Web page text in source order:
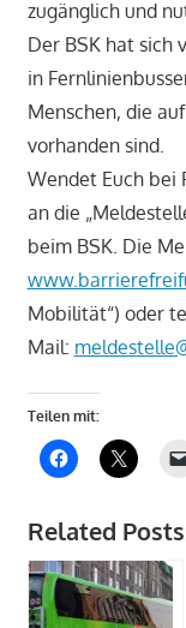
zugänglich und
Der BSK hat sich
in
Menschen, die
vorhanden sind.
Wendet Euch bei
an die
beim BSK. Die
Mobilität“) oder
Mail:
Teilen mit:
Related